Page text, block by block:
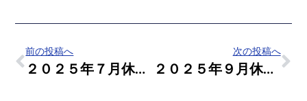
前の投稿へ
２０２５年７月休業日のお知らせ (株)足立水道設備
次の投稿へ
２０２５年９月休業日のお知らせ (株)足立水道設備